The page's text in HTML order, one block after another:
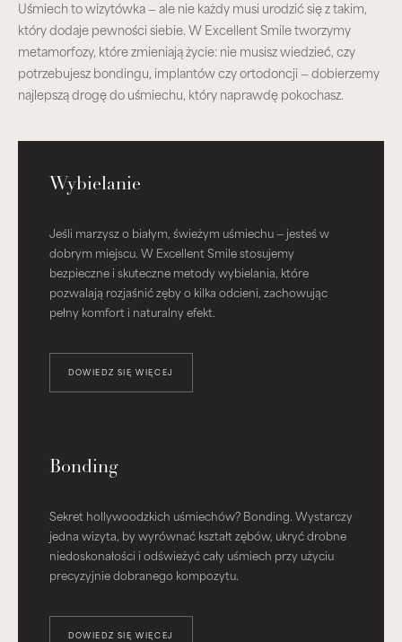
Uśmiech to wizytówka — ale nie każdy musi urodzić się z takim,
który dodaje pewności siebie. W Excellent Smile tworzymy
metamorfozy, które zmieniają życie: nie musisz wiedzieć, czy
potrzebujesz bondingu, implantów czy ortodoncji — dobierzemy
najlepszą drogę do uśmiechu, który naprawdę pokochasz.
Wybielanie
Jeśli marzysz o białym, świeżym uśmiechu — jesteś w
dobrym miejscu. W Excellent Smile stosujemy
bezpieczne i skuteczne metody wybielania, które
pozwalają rozjaśnić zęby o kilka odcieni, zachowując
pełny komfort i naturalny efekt.
DOWIEDZ SIĘ WIĘCEJ
Bonding
Sekret hollywoodzkich uśmiechów? Bonding. Wystarczy
jedna wizyta, by wyrównać kształt zębów, ukryć drobne
niedoskonałości i odświeżyć cały uśmiech przy użyciu
precyzyjnie dobranego kompozytu.
DOWIEDZ SIĘ WIĘCEJ